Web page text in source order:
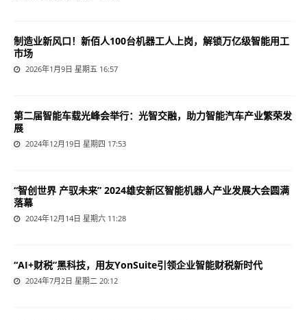
制造业新风口！新佰人100台机器工人上岗，解锁万亿级智能用工
市场
2026年1月9日 星期五 16:57
第二届智能车载光峰会举行：光智交融，助力智能汽车产业繁荣发
展
2024年12月19日 星期四 17:53
“智创世界 产驭未来” 2024雄安新区智能机器人产业发展大会圆满
落幕
2024年12月14日 星期六 11:28
“AI+财税”黑科技，用友YonSuite引领企业智能财税新时代
2024年7月2日 星期二 20:12